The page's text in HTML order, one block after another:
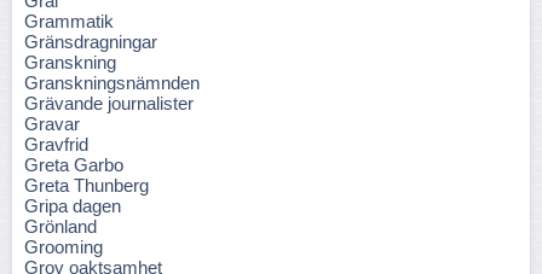
Grammatik
Gränsdragningar
Granskning
Granskningsnämnden
Grävande journalister
Gravar
Gravfrid
Greta Garbo
Greta Thunberg
Gripa dagen
Grönland
Grooming
Grov oaktsamhet